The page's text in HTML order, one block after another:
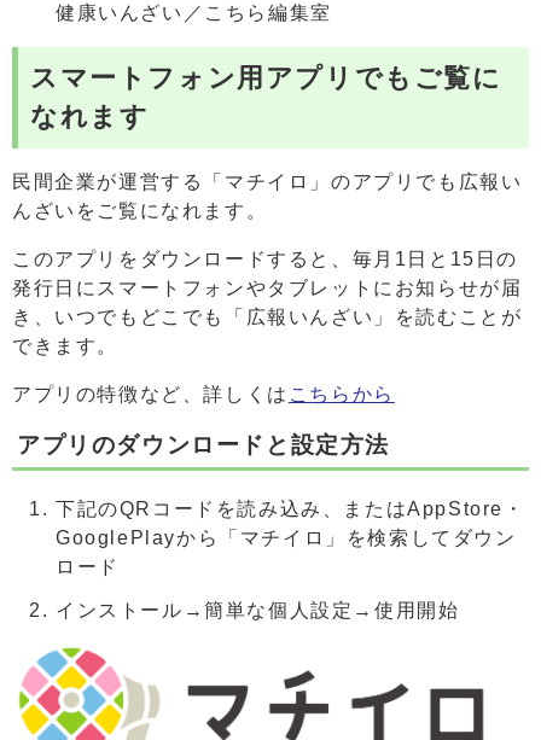
健康いんざい／こちら編集室
スマートフォン用アプリでもご覧に
なれます
民間企業が運営する「マチイロ」のアプリでも広報い
んざいをご覧になれます。
このアプリをダウンロードすると、毎月1日と15日の
発行日にスマートフォンやタブレットにお知らせが届
き、いつでもどこでも「広報いんざい」を読むことが
できます。
アプリの特徴など、詳しくは こちらから
アプリのダウンロードと設定方法
下記のQRコードを読み込み、またはAppStore・
GooglePlayから「マチイロ」を検索してダウン
ロード
インストール→簡単な個人設定→使用開始